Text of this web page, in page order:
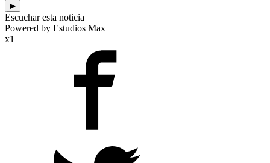
▶
Escuchar esta noticia
Powered by Estudios Max
x1